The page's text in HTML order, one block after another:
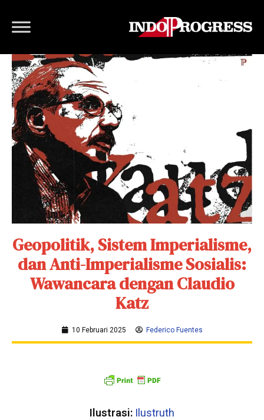
Geopolitik, Sistem Imperialisme,
dan Anti-Imperialisme Sosialis:
Wawancara dengan Claudio
Katz
10 Februari 2025 Federico Fuentes
Ilustrasi: Ilustruth